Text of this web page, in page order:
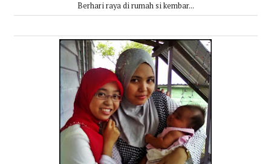
Berhari raya di rumah si kembar...